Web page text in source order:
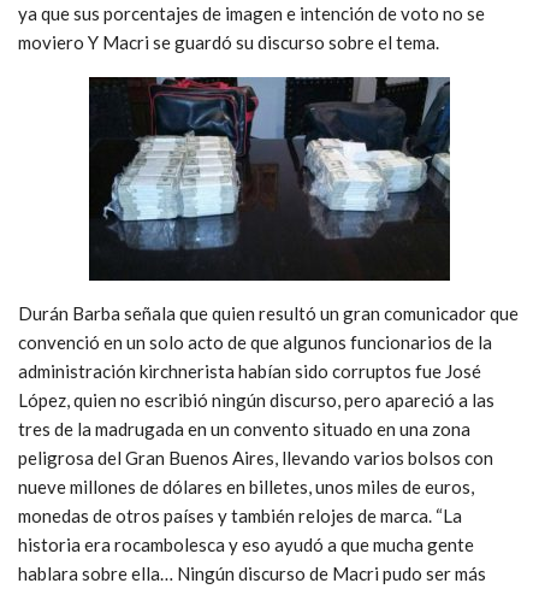
ya que sus porcentajes de imagen e intención de voto no se
moviero Y Macri se guardó su discurso sobre el tema.
Durán Barba señala que quien resultó un gran comunicador que
convenció en un solo acto de que algunos funcionarios de la
administración kirchnerista habían sido corruptos fue José
López, quien no escribió ningún discurso, pero apareció a las
tres de la madrugada en un convento situado en una zona
peligrosa del Gran Buenos Aires, llevando varios bolsos con
nueve millones de dólares en billetes, unos miles de euros,
monedas de otros países y también relojes de marca. “La
historia era rocambolesca y eso ayudó a que mucha gente
hablara sobre ella… Ningún discurso de Macri pudo ser más